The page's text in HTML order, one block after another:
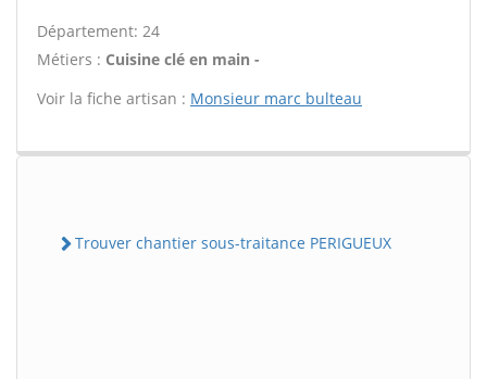
Département: 24
Métiers : Cuisine clé en main -
Voir la fiche artisan : Monsieur marc bulteau
Trouver chantier sous-traitance PERIGUEUX